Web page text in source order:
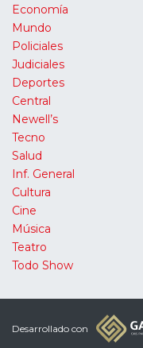
Economía
Mundo
Policiales
Judiciales
Deportes
Central
Newell’s
Tecno
Salud
Inf. General
Cultura
Cine
Música
Teatro
Todo Show
Desarrollado con